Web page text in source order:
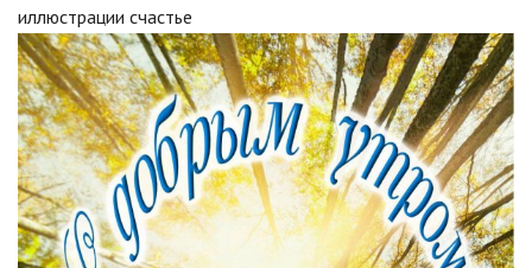
иллюстрации счастье